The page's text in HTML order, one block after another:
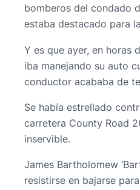
bomberos del condado
estaba destacado para
Y es que ayer, en horas
iba manejando su auto
conductor acababa de
Se había estrellado
carretera County Road
inservible.
James Bartholomew
resistirse en bajarse